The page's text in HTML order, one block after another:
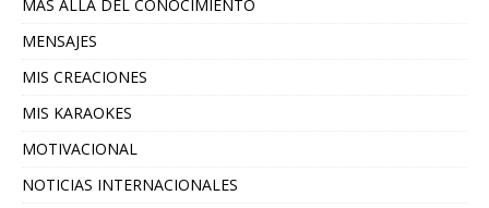
MAS ALLA DEL CONOCIMIENTO
MENSAJES
MIS CREACIONES
MIS KARAOKES
MOTIVACIONAL
NOTICIAS INTERNACIONALES